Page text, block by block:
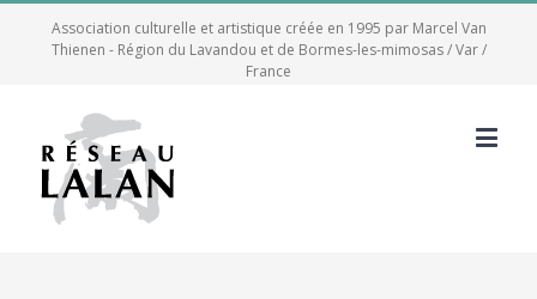
Association culturelle et artistique créée en 1995 par Marcel Van
Thienen - Région du Lavandou et de Bormes-les-mimosas / Var /
France